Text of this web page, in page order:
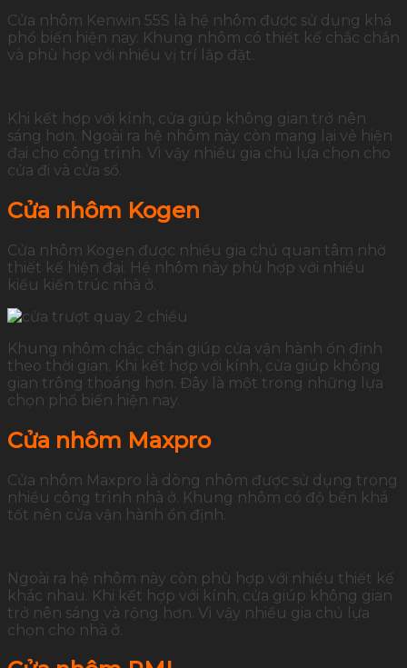
Cửa nhôm Kenwin 55S là hệ nhôm được sử dụng khá
phổ biến hiện nay. Khung nhôm có thiết kế chắc chắn
và phù hợp với nhiều vị trí lắp đặt.
Khi kết hợp với kính, cửa giúp không gian trở nên
sáng hơn. Ngoài ra hệ nhôm này còn mang lại vẻ hiện
đại cho công trình. Vì vậy nhiều gia chủ lựa chọn cho
cửa đi và cửa sổ.
Cửa nhôm Kogen
Cửa nhôm Kogen được nhiều gia chủ quan tâm nhờ
thiết kế hiện đại. Hệ nhôm này phù hợp với nhiều
kiểu kiến trúc nhà ở.
Khung nhôm chắc chắn giúp cửa vận hành ổn định
theo thời gian. Khi kết hợp với kính, cửa giúp không
gian trông thoáng hơn. Đây là một trong những lựa
chọn phổ biến hiện nay.
Cửa nhôm Maxpro
Cửa nhôm Maxpro là dòng nhôm được sử dụng trong
nhiều công trình nhà ở. Khung nhôm có độ bền khá
tốt nên cửa vận hành ổn định.
Ngoài ra hệ nhôm này còn phù hợp với nhiều thiết kế
khác nhau. Khi kết hợp với kính, cửa giúp không gian
trở nên sáng và rộng hơn. Vì vậy nhiều gia chủ lựa
chọn cho nhà ở.